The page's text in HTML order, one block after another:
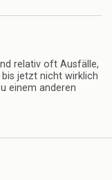
relativ oft Ausfälle,
jetzt nicht wirklich
einem anderen